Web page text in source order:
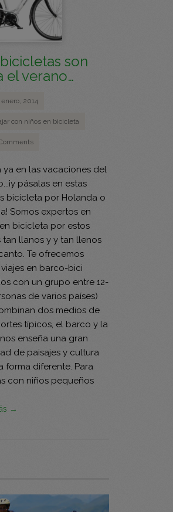
son
el verano…
enero, 2014
con niños en bicicleta
ya en las vacaciones del
pásalas en estas
bicicleta por Holanda o
Somos expertos en
bicicleta por estos
tan llanos y y tan llenos
Te ofrecemos
en barco-bici
con un grupo entre 12-
de varios países)
dos medios de
típicos, el barco y la
enseña una gran
de paisajes y cultura
forma diferente. Para
con niños pequeños
→